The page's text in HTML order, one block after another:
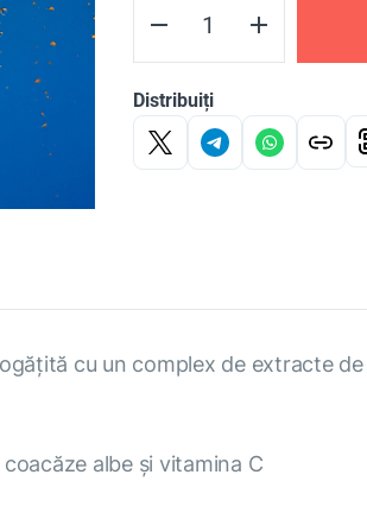
Distribuiți
cu un complex de extracte
albe și vitamina С